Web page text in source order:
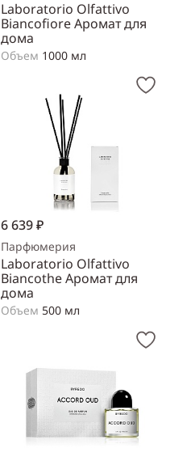
Laboratorio Olfattivo
Biancofiore Аромат для
дома
Объем 1000 мл
6 639 ₽
Парфюмерия
Laboratorio Olfattivo
Biancothe Аромат для
дома
Объем 500 мл